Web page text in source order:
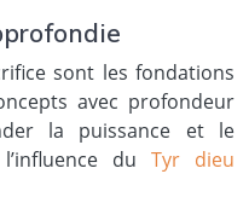
sont les fondations
avec profondeur
la puissance et le
du Tyr dieu